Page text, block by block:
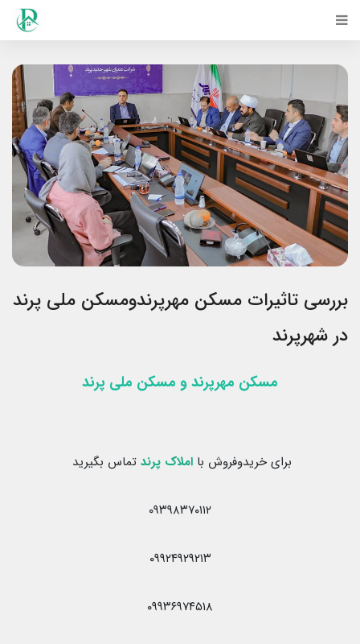
بررسی تاثیرات مسکن مهرپرندومسکن ملی پرند
در شهرپرند
مسکن مهرپرندو مسکن ملی پرند
برای خریدوفروش با املاک پرند تماس بگیرید
۰۹۳۹۸۳۷۰۱۱۲
۰۹۹۲۴۹۲۹۲۱۳
۰۹۹۳۶۹۷۴۵۱۸